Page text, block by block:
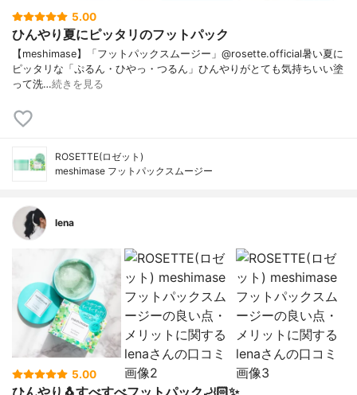
5.00
ひんやり夏にピッタリのフットパック
【meshimase】「フットパックスムージー」@rosette.official暑い夏に
ピッタリな「ぷるん・ひやっ・つるん」ひんやりがとても気持ちいい塗
って洗…続きを見る
ROSETTE(ロゼット)
meshimase フットパックスムージー
lena
5.00